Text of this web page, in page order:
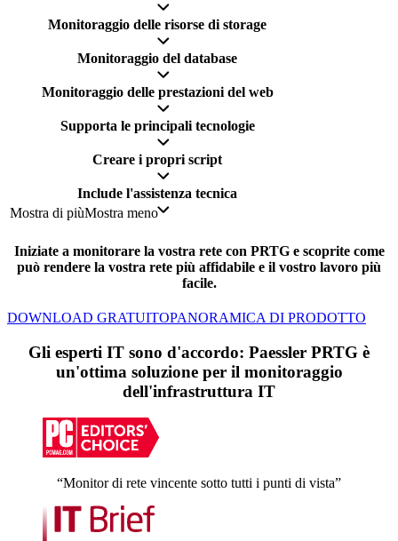
Monitoraggio delle risorse di storage
Monitoraggio del database
Monitoraggio delle prestazioni del web
Supporta le principali tecnologie
Creare i propri script
Include l'assistenza tecnica
Mostra di piùMostra meno
Iniziate a monitorare la vostra rete con PRTG e scoprite come
può rendere la vostra rete più affidabile e il vostro lavoro più
facile.
DOWNLOAD GRATUITOPANORAMICA DI PRODOTTO
Gli esperti IT sono d'accordo: Paessler PRTG è
un'ottima soluzione per il monitoraggio
dell'infrastruttura IT
“Monitor di rete vincente sotto tutti i punti di vista”